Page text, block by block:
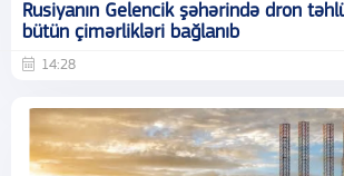
Rusiyanın Gelencik şəhərində dron
bütün çimərlikləri bağlanıb
14:28